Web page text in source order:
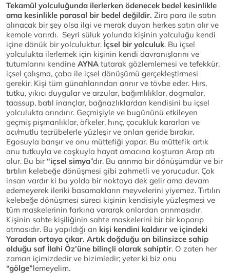
Tekamül yolculuğunda ilerlerken ödenecek bedel kesinlikle
ama kesinlikle parasal bir bedel değildir. Zira para ile satın
alınacak bir şey olsa ilgi ve merak duyan herkes satın alır ve
kemale varırdı. Seyri süluk yolunda kişinin yolculuğu kendi
içine dönük bir yolculuktur. İçsel bir yolculuk. Bu içsel
yolculukta ilerlemek için kişinin kendi davranışlarını ve
tutumlarını kendine AYNA tutarak gözlemlemesi ve tefekkür,
içsel çalışma, çaba ile içsel dönüşümü gerçekleştirmesi
gerekir. Kişi tüm günahlarından arınır ve tövbe eder. Hırs,
tutku, yıkıcı duygular ve arzular, bağımlılıklar, dogmalar,
taassup, batıl inançlar, bağnazlıklardan kendisini bu içsel
yolculukta arındırır. Geçmişiyle ve bugününü etkileyen
geçmiş pişmanlıklar, öfkeler, hınç, çocukluk kararları ve
acı/mutlu tecrübelerle yüzleşir ve onları geride bırakır.
Egosuyla barışır ve onu müttefiği yapar. Bu müttefik artık
onu tutkuyla ve coşkuyla hayat amacına koşturan Arap atı
olur. Bu bir“içsel simya”dır. Bu arınma bir dönüşümdür ve bir
tırtılın kelebeğe dönüşmesi gibi zahmetli ve yorucudur. Çok
insan vardır ki bu yolda bir noktaya dek gelir ama devam
edemeyerek ileriki basamakların meyvelerini yiyemez. Tırtılın
kelebeğe dönüşmesi süreci kişinin kendisiyle yüzleşmesi ve
tüm maskelerinin farkına vararak onlardan arınmasıdır.
Kişinin sahte kişiliğinin sahte maskelerini bir bir koparıp
atmasıdır. Bu yapıldığı an kişi kendini kaldırır ve içindeki
Yaradan ortaya çıkar. Artık doğduğu an bilinsizce sahip
olduğu saf İlahi Öz’üne bilinçli olarak sahiptir. O zaten her
zaman içimizdedir ve bizimledir; yeter ki biz onu
“gölge”lemeyelim.